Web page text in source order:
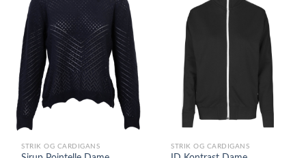
STRIK OG CARDIGANS STRIK OG CARDIGANS